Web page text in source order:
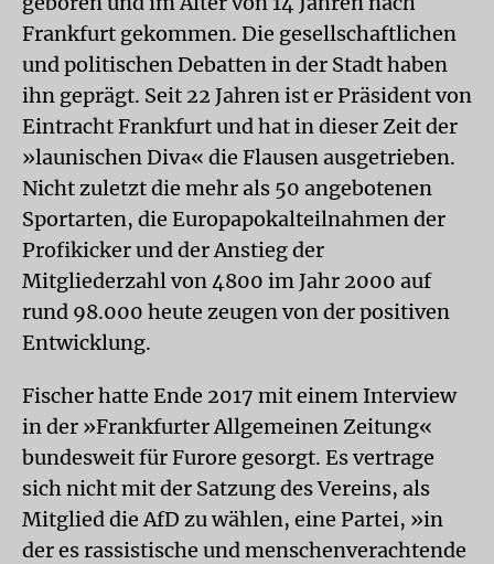
Frankfurt gekommen. Die gesellschaftlichen
und politischen Debatten in der Stadt haben
ihn geprägt. Seit 22 Jahren ist er Präsident von
Eintracht Frankfurt und hat in dieser Zeit der
»launischen Diva« die Flausen ausgetrieben.
Nicht zuletzt die mehr als 50 angebotenen
Sportarten, die Europapokalteilnahmen der
Profikicker und der Anstieg der
Mitgliederzahl von 4800 im Jahr 2000 auf
rund 98.000 heute zeugen von der positiven
Entwicklung.
Fischer hatte Ende 2017 mit einem Interview
in der »Frankfurter Allgemeinen Zeitung«
bundesweit für Furore gesorgt. Es vertrage
sich nicht mit der Satzung des Vereins, als
Mitglied die AfD zu wählen, eine Partei, »in
der es rassistische und menschenverachtende